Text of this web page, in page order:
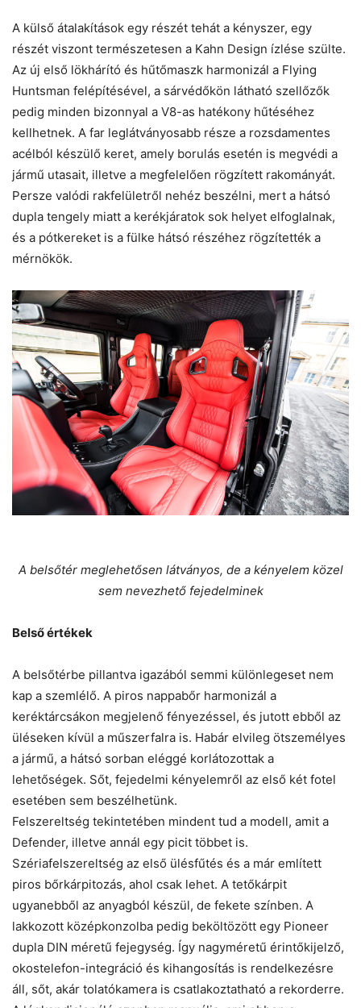
A külső átalakítások egy részét tehát a kényszer, egy
részét viszont természetesen a Kahn Design ízlése szülte.
Az új első lökhárító és hűtőmaszk harmonizál a Flying
Huntsman felépítésével, a sárvédőkön látható szellőzők
pedig minden bizonnyal a V8-as hatékony hűtéséhez
kellhetnek. A far leglátványosabb része a rozsdamentes
acélból készülő keret, amely borulás esetén is megvédi a
jármű utasait, illetve a megfelelően rögzített rakományát.
Persze valódi rakfelületről nehéz beszélni, mert a hátsó
dupla tengely miatt a kerékjáratok sok helyet elfoglalnak,
és a pótkereket is a fülke hátsó részéhez rögzítették a
mérnökök.
A belsőtér meglehetősen látványos, de a kényelem közel
sem nevezhető fejedelminek
Belső értékek
A belsőtérbe pillantva igazából semmi különlegeset nem
kap a szemlélő. A piros nappabőr harmonizál a
keréktárcsákon megjelenő fényezéssel, és jutott ebből az
üléseken kívül a műszerfalra is. Habár elvileg ötszemélyes
a jármű, a hátsó sorban eléggé korlátozottak a
lehetőségek. Sőt, fejedelmi kényelemről az első két fotel
esetében sem beszélhetünk.
Felszereltség tekintetében mindent tud a modell, amit a
Defender, illetve annál egy picit többet is.
Szériafelszereltség az első ülésfűtés és a már említett
piros bőrkárpitozás, ahol csak lehet. A tetőkárpit
ugyanebből az anyagból készül, de fekete színben. A
lakkozott középkonzolba pedig beköltözött egy Pioneer
dupla DIN méretű fejegység. Így nagyméretű érintőkijelző,
okostelefon-integráció és kihangosítás is rendelkezésre
áll, sőt, akár tolatókamera is csatlakoztatható a rekorderre.